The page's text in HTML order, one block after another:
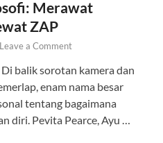
Merawat
ZAP
Leave a Comment
balik sorotan kamera dan
enam nama besar
tentang bagaimana
diri. Pevita Pearce, Ayu …